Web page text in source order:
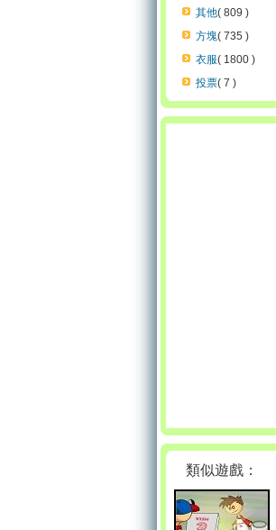
其他( 809 )
方塊( 735 )
衣服( 1800 )
投票( 7 )
類似遊戲：